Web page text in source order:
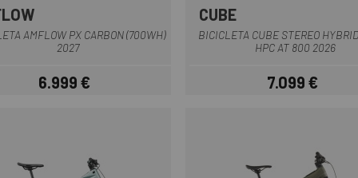
AMFLOW PX CARBON (700WH)
2027
Preu
6.999 €
CUBE
BICICLETA CUBE STEREO
HPC AT 800 2026
Preu
7.099 €